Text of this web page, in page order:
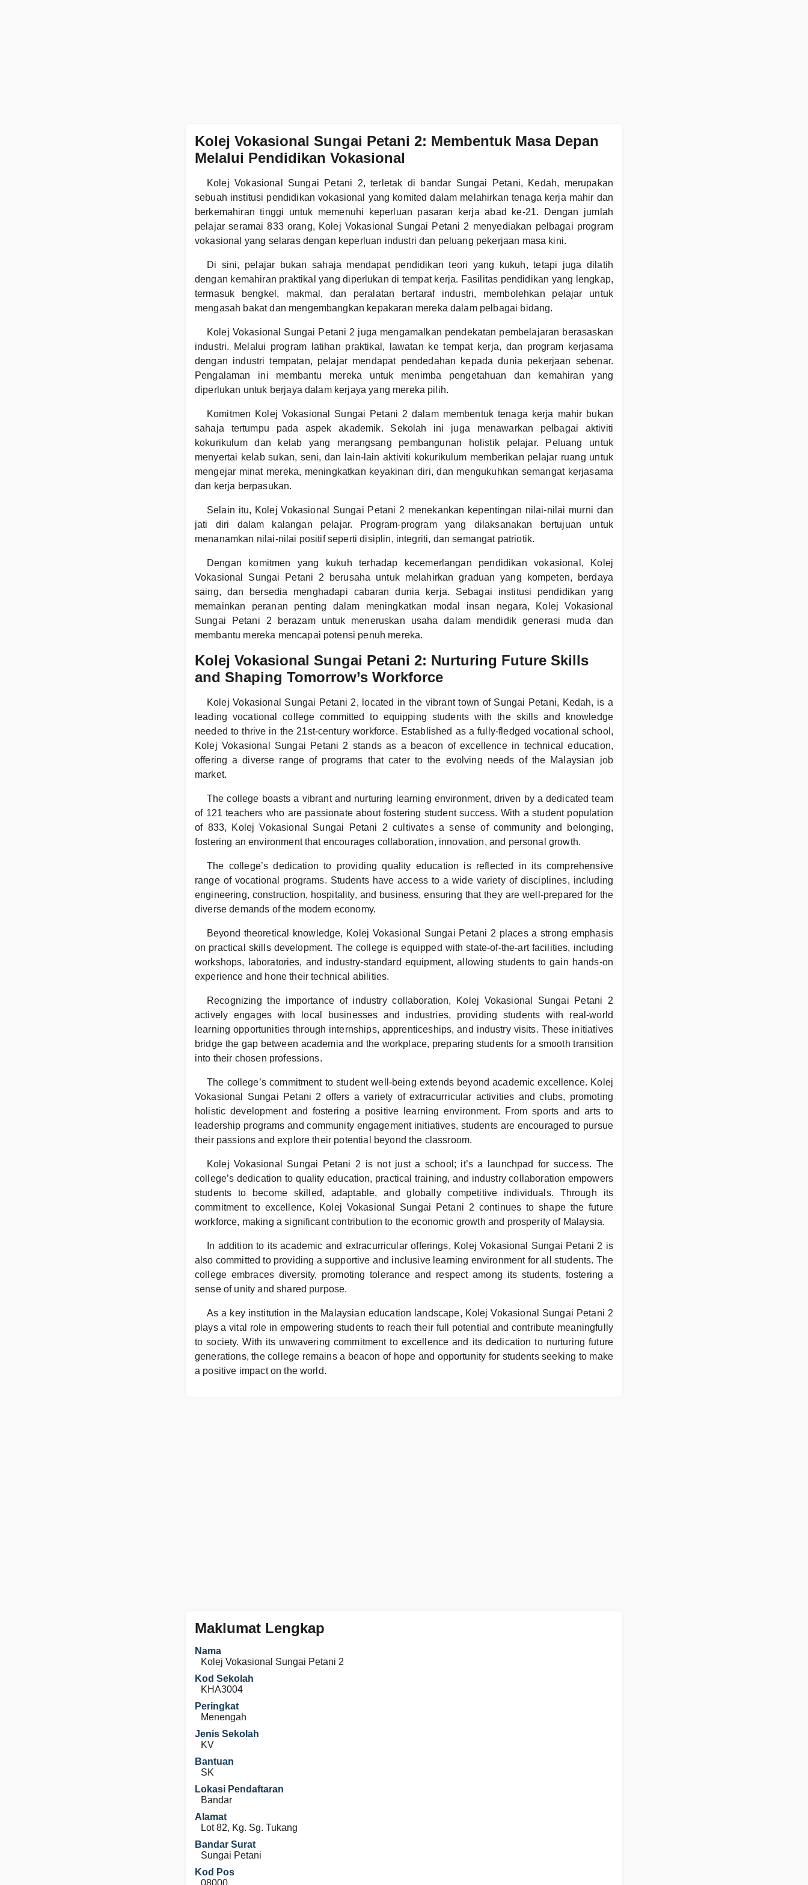
Kolej Vokasional Sungai Petani 2: Membentuk Masa Depan
Melalui Pendidikan Vokasional
Kolej Vokasional Sungai Petani 2, terletak di bandar Sungai Petani, Kedah, merupakan
sebuah institusi pendidikan vokasional yang komited dalam melahirkan tenaga kerja mahir dan
berkemahiran tinggi untuk memenuhi keperluan pasaran kerja abad ke-21. Dengan jumlah
pelajar seramai 833 orang, Kolej Vokasional Sungai Petani 2 menyediakan pelbagai program
vokasional yang selaras dengan keperluan industri dan peluang pekerjaan masa kini.
Di sini, pelajar bukan sahaja mendapat pendidikan teori yang kukuh, tetapi juga dilatih
dengan kemahiran praktikal yang diperlukan di tempat kerja. Fasilitas pendidikan yang lengkap,
termasuk bengkel, makmal, dan peralatan bertaraf industri, membolehkan pelajar untuk
mengasah bakat dan mengembangkan kepakaran mereka dalam pelbagai bidang.
Kolej Vokasional Sungai Petani 2 juga mengamalkan pendekatan pembelajaran berasaskan
industri. Melalui program latihan praktikal, lawatan ke tempat kerja, dan program kerjasama
dengan industri tempatan, pelajar mendapat pendedahan kepada dunia pekerjaan sebenar.
Pengalaman ini membantu mereka untuk menimba pengetahuan dan kemahiran yang
diperlukan untuk berjaya dalam kerjaya yang mereka pilih.
Komitmen Kolej Vokasional Sungai Petani 2 dalam membentuk tenaga kerja mahir bukan
sahaja tertumpu pada aspek akademik. Sekolah ini juga menawarkan pelbagai aktiviti
kokurikulum dan kelab yang merangsang pembangunan holistik pelajar. Peluang untuk
menyertai kelab sukan, seni, dan lain-lain aktiviti kokurikulum memberikan pelajar ruang untuk
mengejar minat mereka, meningkatkan keyakinan diri, dan mengukuhkan semangat kerjasama
dan kerja berpasukan.
Selain itu, Kolej Vokasional Sungai Petani 2 menekankan kepentingan nilai-nilai murni dan
jati diri dalam kalangan pelajar. Program-program yang dilaksanakan bertujuan untuk
menanamkan nilai-nilai positif seperti disiplin, integriti, dan semangat patriotik.
Dengan komitmen yang kukuh terhadap kecemerlangan pendidikan vokasional, Kolej
Vokasional Sungai Petani 2 berusaha untuk melahirkan graduan yang kompeten, berdaya
saing, dan bersedia menghadapi cabaran dunia kerja. Sebagai institusi pendidikan yang
memainkan peranan penting dalam meningkatkan modal insan negara, Kolej Vokasional
Sungai Petani 2 berazam untuk meneruskan usaha dalam mendidik generasi muda dan
membantu mereka mencapai potensi penuh mereka.
Kolej Vokasional Sungai Petani 2: Nurturing Future Skills
and Shaping Tomorrow’s Workforce
Kolej Vokasional Sungai Petani 2, located in the vibrant town of Sungai Petani, Kedah, is a
leading vocational college committed to equipping students with the skills and knowledge
needed to thrive in the 21st-century workforce. Established as a fully-fledged vocational school,
Kolej Vokasional Sungai Petani 2 stands as a beacon of excellence in technical education,
offering a diverse range of programs that cater to the evolving needs of the Malaysian job
market.
The college boasts a vibrant and nurturing learning environment, driven by a dedicated team
of 121 teachers who are passionate about fostering student success. With a student population
of 833, Kolej Vokasional Sungai Petani 2 cultivates a sense of community and belonging,
fostering an environment that encourages collaboration, innovation, and personal growth.
The college’s dedication to providing quality education is reflected in its comprehensive
range of vocational programs. Students have access to a wide variety of disciplines, including
engineering, construction, hospitality, and business, ensuring that they are well-prepared for the
diverse demands of the modern economy.
Beyond theoretical knowledge, Kolej Vokasional Sungai Petani 2 places a strong emphasis
on practical skills development. The college is equipped with state-of-the-art facilities, including
workshops, laboratories, and industry-standard equipment, allowing students to gain hands-on
experience and hone their technical abilities.
Recognizing the importance of industry collaboration, Kolej Vokasional Sungai Petani 2
actively engages with local businesses and industries, providing students with real-world
learning opportunities through internships, apprenticeships, and industry visits. These initiatives
bridge the gap between academia and the workplace, preparing students for a smooth transition
into their chosen professions.
The college’s commitment to student well-being extends beyond academic excellence. Kolej
Vokasional Sungai Petani 2 offers a variety of extracurricular activities and clubs, promoting
holistic development and fostering a positive learning environment. From sports and arts to
leadership programs and community engagement initiatives, students are encouraged to pursue
their passions and explore their potential beyond the classroom.
Kolej Vokasional Sungai Petani 2 is not just a school; it’s a launchpad for success. The
college’s dedication to quality education, practical training, and industry collaboration empowers
students to become skilled, adaptable, and globally competitive individuals. Through its
commitment to excellence, Kolej Vokasional Sungai Petani 2 continues to shape the future
workforce, making a significant contribution to the economic growth and prosperity of Malaysia.
In addition to its academic and extracurricular offerings, Kolej Vokasional Sungai Petani 2 is
also committed to providing a supportive and inclusive learning environment for all students. The
college embraces diversity, promoting tolerance and respect among its students, fostering a
sense of unity and shared purpose.
As a key institution in the Malaysian education landscape, Kolej Vokasional Sungai Petani 2
plays a vital role in empowering students to reach their full potential and contribute meaningfully
to society. With its unwavering commitment to excellence and its dedication to nurturing future
generations, the college remains a beacon of hope and opportunity for students seeking to make
a positive impact on the world.
Maklumat Lengkap
Nama
Kolej Vokasional Sungai Petani 2
Kod Sekolah
KHA3004
Peringkat
Menengah
Jenis Sekolah
KV
Bantuan
SK
Lokasi Pendaftaran
Bandar
Alamat
Lot 82, Kg. Sg. Tukang
Bandar Surat
Sungai Petani
Kod Pos
08000